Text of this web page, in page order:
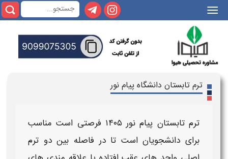
|||
ترم تابستان دانشگاه پیام نور
ترم تابستان پیام نور ۱۴۰۵
فرصتی است مناسب
برای دانشجویان است تا در فاصله بین دو ترم